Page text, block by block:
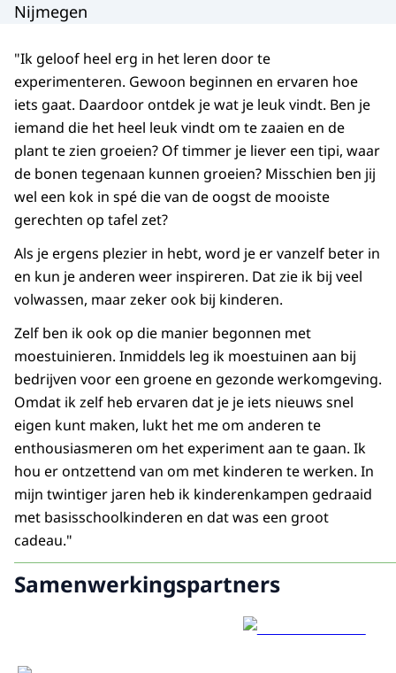
Nijmegen
"Ik geloof heel erg in het leren door te
experimenteren. Gewoon beginnen en ervaren hoe
iets gaat. Daardoor ontdek je wat je leuk vindt. Ben je
iemand die het heel leuk vindt om te zaaien en de
plant te zien groeien? Of timmer je liever een tipi, waar
de bonen tegenaan kunnen groeien? Misschien ben jij
wel een kok in spé die van de oogst de mooiste
gerechten op tafel zet?
Als je ergens plezier in hebt, word je er vanzelf beter in
en kun je anderen weer inspireren. Dat zie ik bij veel
volwassen, maar zeker ook bij kinderen.
Zelf ben ik ook op die manier begonnen met
moestuinieren. Inmiddels leg ik moestuinen aan bij
bedrijven voor een groene en gezonde werkomgeving.
Omdat ik zelf heb ervaren dat je je iets nieuws snel
eigen kunt maken, lukt het me om anderen te
enthousiasmeren om het experiment aan te gaan. Ik
hou er ontzettend van om met kinderen te werken. In
mijn twintiger jaren heb ik kinderenkampen gedraaid
met basisschoolkinderen en dat was een groot
cadeau."
Samenwerkingspartners